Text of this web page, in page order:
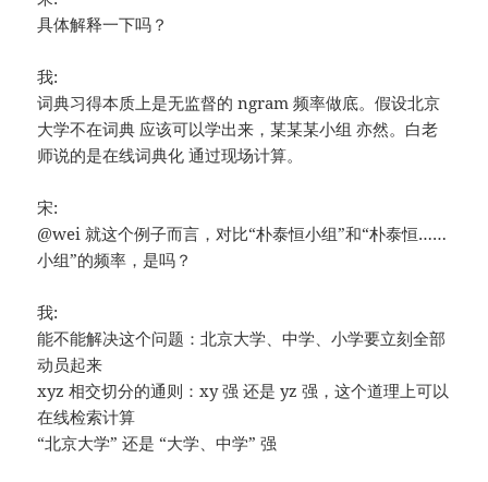
具体解释一下吗？
我:
词典习得本质上是无监督的 ngram 频率做底。假设北京
大学不在词典 应该可以学出来，某某某小组 亦然。白老
师说的是在线词典化 通过现场计算。
宋:
@wei 就这个例子而言，对比“朴泰恒小组”和“朴泰恒……
小组”的频率，是吗？
我:
能不能解决这个问题：北京大学、中学、小学要立刻全部
动员起来
xyz 相交切分的通则：xy 强 还是 yz 强，这个道理上可以
在线检索计算
“北京大学” 还是 “大学、中学” 强